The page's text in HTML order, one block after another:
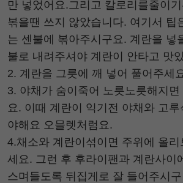
만 넣었어요.그리고 칼로리를줄이
볶을땐 쓰지 않았습니다. 여기서 팁
는 센불에 볶아주시구요. 계란을 넣
불로 내려주셔야 계란이 안타고 맛
2. 계란을 그릇에 깨 넣어 풀어주세
3. 야채가 숨이죽어 노릇노릇해지면
요. 이때 계란이 익기전 야채와 고
야해요 오믈렛처럼요.
4.채소와 계란이섞이면 주위에 올
세요. 그런 후 후라이팬과 계란사이
스며들도록 뒤집게로 잘 들어주시